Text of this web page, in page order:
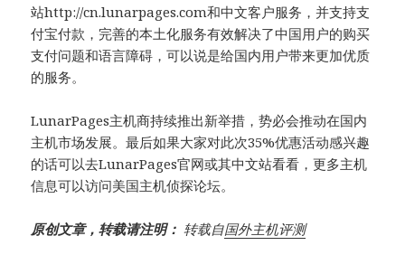
站http://cn.lunarpages.com和中文客户服务，并支持支
付宝付款，完善的本土化服务有效解决了中国用户的购买
支付问题和语言障碍，可以说是给国内用户带来更加优质
的服务。
LunarPages主机商持续推出新举措，势必会推动在国内
主机市场发展。最后如果大家对此次35%优惠活动感兴趣
的话可以去LunarPages官网或其中文站看看，更多主机
信息可以访问美国主机侦探论坛。
原创文章，转载请注明： 转载自国外主机评测